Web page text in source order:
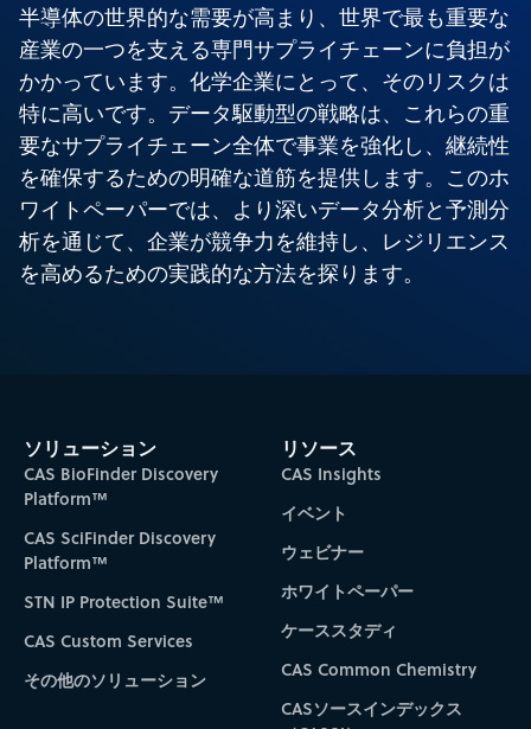
半導体の世界的な需要が高まり、世界で最も重要な
産業の一つを支える専門サプライチェーンに負担が
かかっています。化学企業にとって、そのリスクは
特に高いです。データ駆動型の戦略は、これらの重
要なサプライチェーン全体で事業を強化し、継続性
を確保するための明確な道筋を提供します。このホ
ワイトペーパーでは、より深いデータ分析と予測分
析を通じて、企業が競争力を維持し、レジリエンス
を高めるための実践的な方法を探ります。
ソリューション
CAS BioFinder Discovery
Platform™
CAS SciFinder Discovery
Platform™
STN IP Protection Suite™
CAS Custom Services
その他のソリューション
リソース
CAS Insights
イベント
ウェビナー
ホワイトペーパー
ケーススタディ
CAS Common Chemistry
CASソースインデックス